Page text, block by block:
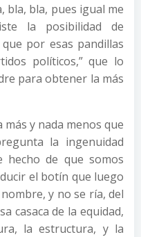
bla, bla, pues igual me
la posibilidad de
por esas pandillas
políticos,” que lo
para obtener la más
y nada menos que
la ingenuidad
hecho de que somos
el botín que luego
y no se ría, del
casaca de la equidad,
la estructura, y la